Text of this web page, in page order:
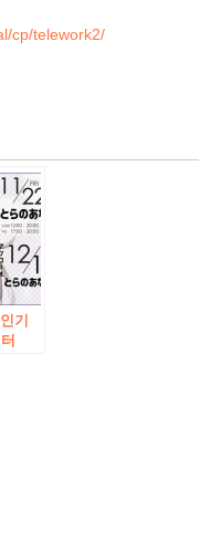
cp/telework2/
기